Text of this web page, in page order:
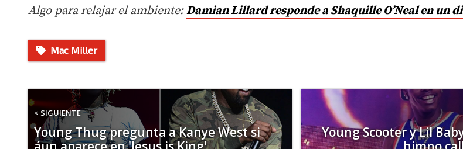
Algo para relajar el ambiente:Damian Lillard responde a Shaquille O’Neal en un
Mac Miller
< SIGUIENTE
Young Thug pregunta a Kanye West si
Young Scooter y Lil